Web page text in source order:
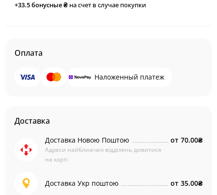
+33.5бонусные ₴ на счет в случае покупки
Оплата
Наложенный платеж
Доставка
Доставка Новою Поштою
Адреси найближчих відділень дивитися
на карті
от 70.00₴
Доставка Укр поштою от 35.00₴